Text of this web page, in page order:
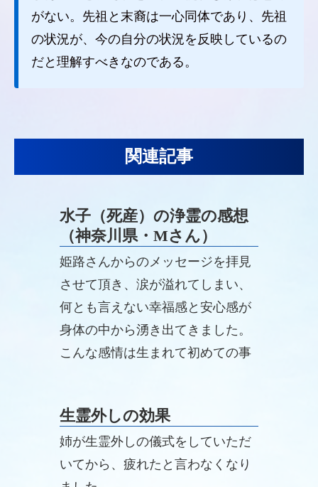
がない。先祖と末裔は一心同体であり、先祖
の状況が、今の自分の状況を反映しているの
だと理解すべきなのである。
関連記事
水子（死産）の浄霊の感想
（神奈川県・Мさん）
姫路さんからのメッセージを拝見
させて頂き、涙が溢れてしまい、
何とも言えない幸福感と安心感が
身体の中から湧き出てきました。
こんな感情は生まれて初めての事
生霊外しの効果
姉が生霊外しの儀式をしていただ
いてから、疲れたと言わなくなり